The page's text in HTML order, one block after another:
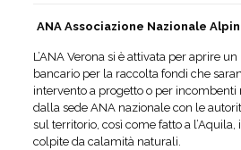
ANA Associazione Nazionale
L’ANA Verona si è attivata per aprire
bancario per la raccolta fondi che
intervento a progetto o per incombenti
dalla sede ANA nazionale con le
sul territorio, così come fatto a
colpite da calamità naturali.